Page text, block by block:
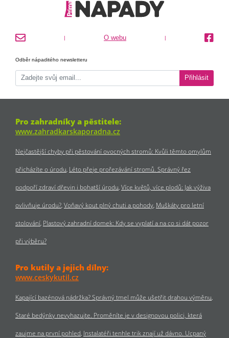
| O webu |
Odběr nápaditého newsletteru
Přihlásit
Pro zahradníky a pěstitele:
www.zahradkarskaporadna.cz
Nejčastější chyby při pěstování ovocných stromů: Kvůli těmto omylům
přicházíte o úrodu Léto přeje prořezávání stromů. Správný řez
podpoří zdraví dřevin i bohatší úrodu Více květů, více plodů: Jak výživa
ovlivňuje úrodu? Voňavý kout plný chuti a pohody Muškáty pro letní
stolování Plastový zahradní domek: Kdy se vyplatí a na co si dát pozor
při výběru?
Pro kutily a jejich dílny:
www.ceskykutil.cz
Kapající bazénová nádržka? Správný tmel může ušetřit drahou výměnu
Staré bedýnky nevyhazujte. Proměníte je v designovou polici, která
zaujme na první pohled Instalatéři tenhle trik znají už dávno. Ucpaný